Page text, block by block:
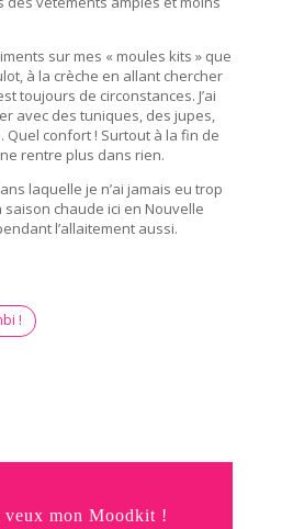
sur mes « moules kits » que
à la crèche en allant chercher
toujours de circonstances. J’ai
avec des tuniques, des jupes,
Quel confort ! Surtout à la fin de
rentre plus dans rien.
laquelle je n’ai jamais eu trop
chaude ici en Nouvelle
l’allaitement aussi.
!
veux mon Moodkit !